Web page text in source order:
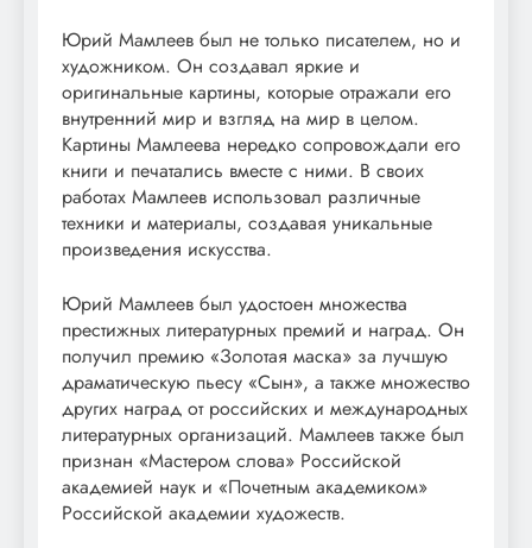
Юрий Мамлеев был не только писателем, но и
художником. Он создавал яркие и
оригинальные картины, которые отражали его
внутренний мир и взгляд на мир в целом.
Картины Мамлеева нередко сопровождали его
книги и печатались вместе с ними. В своих
работах Мамлеев использовал различные
техники и материалы, создавая уникальные
произведения искусства.
Юрий Мамлеев был удостоен множества
престижных литературных премий и наград. Он
получил премию «Золотая маска» за лучшую
драматическую пьесу «Сын», а также множество
других наград от российских и международных
литературных организаций. Мамлеев также был
признан «Мастером слова» Российской
академией наук и «Почетным академиком»
Российской академии художеств.